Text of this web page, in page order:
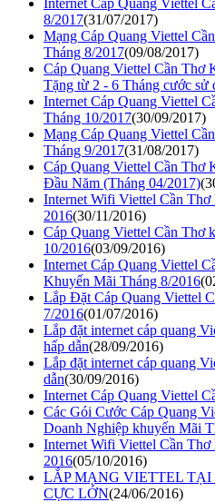
8/2017(31/07/2017)
Mạng Cáp Quang Viettel
Tháng 8/2017(09/08/2017)
Cáp Quang Viettel Cần Thơ
Tặng từ 2 - 6 Tháng cước sử
Internet Cáp Quang Viettel
Tháng 10/2017(30/09/2017)
Mạng Cáp Quang Viettel
Tháng 9/2017(31/08/2017)
Cáp Quang Viettel Cần Thơ
Đầu Năm (Tháng 04/2017)
Internet Wifi Viettel Cần Thơ
2016(30/11/2016)
Cáp Quang Viettel Cần Thơ
10/2016(03/09/2016)
Internet Cáp Quang Viettel
Khuyến Mãi Tháng 8/2016
Lắp Đặt Cáp Quang Viettel
7/2016(01/07/2016)
Lắp đặt internet cáp quang
hấp dẫn(28/09/2016)
Lắp đặt internet cáp quang
dẫn(30/09/2016)
Internet Cáp Quang Viettel
Các Gói Cước Cáp Quang
Doanh Nghiệp khuyến Mãi
Internet Wifi Viettel Cần Thơ
2016(05/10/2016)
LẮP MẠNG VIETTEL
CỰC LỚN(24/06/2016)